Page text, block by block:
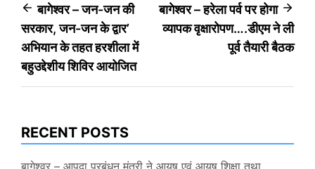
Post
navigation
बागेश्वर – जन-जन की
सरकार, जन-जन के द्वार’
अभियान के तहत हरशीला में
बहुउद्देशीय शिविर आयोजित
बागेश्वर – हरेला पर्व पर होगा
व्यापक वृक्षारोपण….डीएम ने ली
पूर्व तैयारी बैठक
RECENT POSTS
बागेश्वर – आपदा प्रबंधन मंत्री ने आयुष एवं आयुष शिक्षा तथा